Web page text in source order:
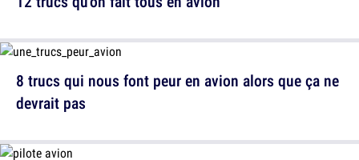
8 trucs qui nous font peur en avion alors que ça ne
devrait pas